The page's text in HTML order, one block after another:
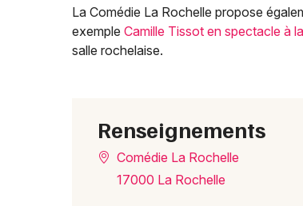
La Comédie La Rochelle propose
exemple Camille Tissot en spectacle à
salle rochelaise.
Renseignements
Comédie La Rochelle
17000 La Rochelle